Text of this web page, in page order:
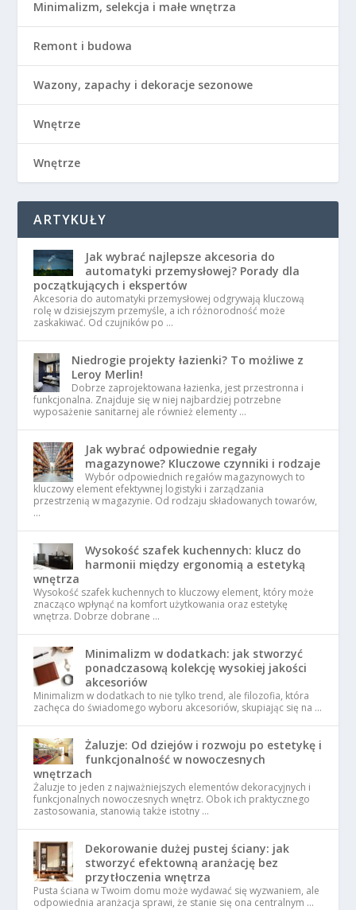
Minimalizm, selekcja i małe wnętrza
Remont i budowa
Wazony, zapachy i dekoracje sezonowe
Wnętrze
Wnętrze
ARTYKUŁY
Jak wybrać najlepsze akcesoria do
automatyki przemysłowej? Porady dla
początkujących i ekspertów
Akcesoria do automatyki przemysłowej odgrywają kluczową
rolę w dzisiejszym przemyśle, a ich różnorodność może
zaskakiwać. Od czujników po …
Niedrogie projekty łazienki? To możliwe z
Leroy Merlin!
Dobrze zaprojektowana łazienka, jest przestronna i
funkcjonalna. Znajduje się w niej najbardziej potrzebne
wyposażenie sanitarnej ale również elementy …
Jak wybrać odpowiednie regały
magazynowe? Kluczowe czynniki i rodzaje
Wybór odpowiednich regałów magazynowych to
kluczowy element efektywnej logistyki i zarządzania
przestrzenią w magazynie. Od rodzaju składowanych towarów,
…
Wysokość szafek kuchennych: klucz do
harmonii między ergonomią a estetyką
wnętrza
Wysokość szafek kuchennych to kluczowy element, który może
znacząco wpłynąć na komfort użytkowania oraz estetykę
wnętrza. Dobrze dobrane …
Minimalizm w dodatkach: jak stworzyć
ponadczasową kolekcję wysokiej jakości
akcesoriów
Minimalizm w dodatkach to nie tylko trend, ale filozofia, która
zachęca do świadomego wyboru akcesoriów, skupiając się na …
Żaluzje: Od dziejów i rozwoju po estetykę i
funkcjonalność w nowoczesnych
wnętrzach
Żaluzje to jeden z najważniejszych elementów dekoracyjnych i
funkcjonalnych nowoczesnych wnętrz. Obok ich praktycznego
zastosowania, stanowią także istotny …
Dekorowanie dużej pustej ściany: jak
stworzyć efektowną aranżację bez
przytłoczenia wnętrza
Pusta ściana w Twoim domu może wydawać się wyzwaniem, ale
odpowiednia aranżacja sprawi, że stanie się ona centralnym …